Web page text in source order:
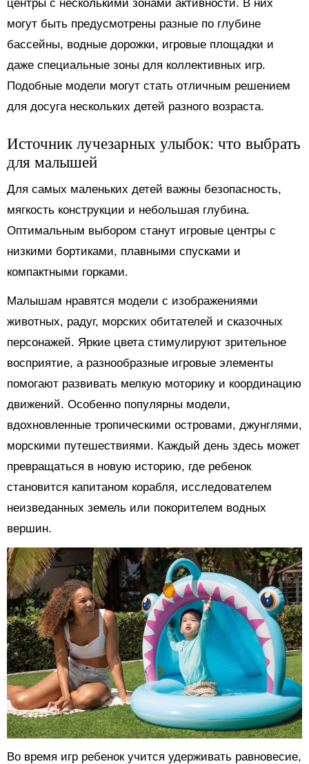
центры с несколькими зонами активности. В них
могут быть предусмотрены разные по глубине
бассейны, водные дорожки, игровые площадки и
даже специальные зоны для коллективных игр.
Подобные модели могут стать отличным решением
для досуга нескольких детей разного возраста.
Источник лучезарных улыбок: что выбрать
для малышей
Для самых маленьких детей важны безопасность,
мягкость конструкции и небольшая глубина.
Оптимальным выбором станут игровые центры с
низкими бортиками, плавными спусками и
компактными горками.
Малышам нравятся модели с изображениями
животных, радуг, морских обитателей и сказочных
персонажей. Яркие цвета стимулируют зрительное
восприятие, а разнообразные игровые элементы
помогают развивать мелкую моторику и координацию
движений. Особенно популярны модели,
вдохновленные тропическими островами, джунглями,
морскими путешествиями. Каждый день здесь может
превращаться в новую историю, где ребенок
становится капитаном корабля, исследователем
неизведанных земель или покорителем водных
вершин.
Во время игр ребенок учится удерживать равновесие,